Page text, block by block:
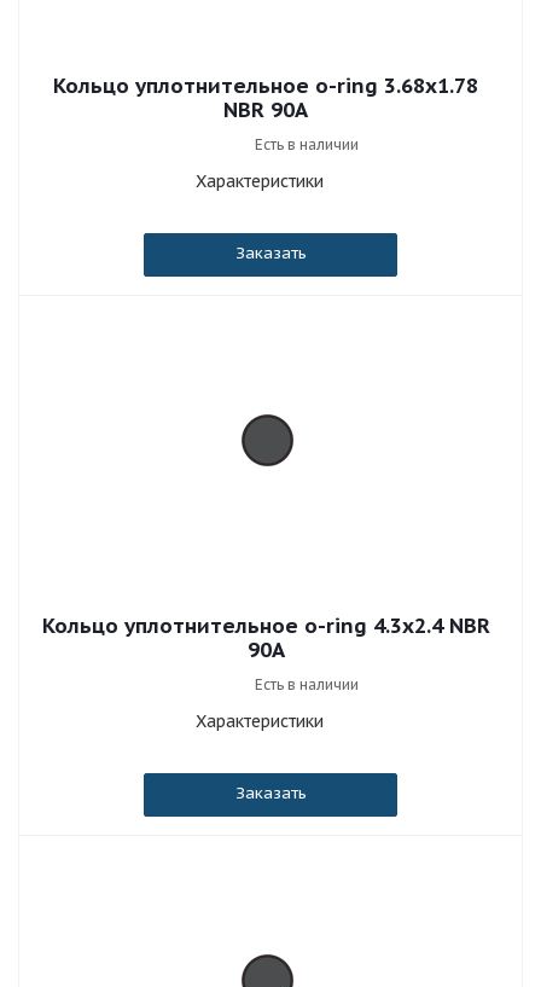
Кольцо уплотнительное o-ring 3.68x1.78
NBR 90A
Есть в наличии
Характеристики
Заказать
Кольцо уплотнительное o-ring 4.3x2.4 NBR
90A
Есть в наличии
Характеристики
Заказать